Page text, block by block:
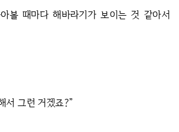
볼 때마다 해바라기가 보이는 것 같아서
서 그런 거겠죠?”